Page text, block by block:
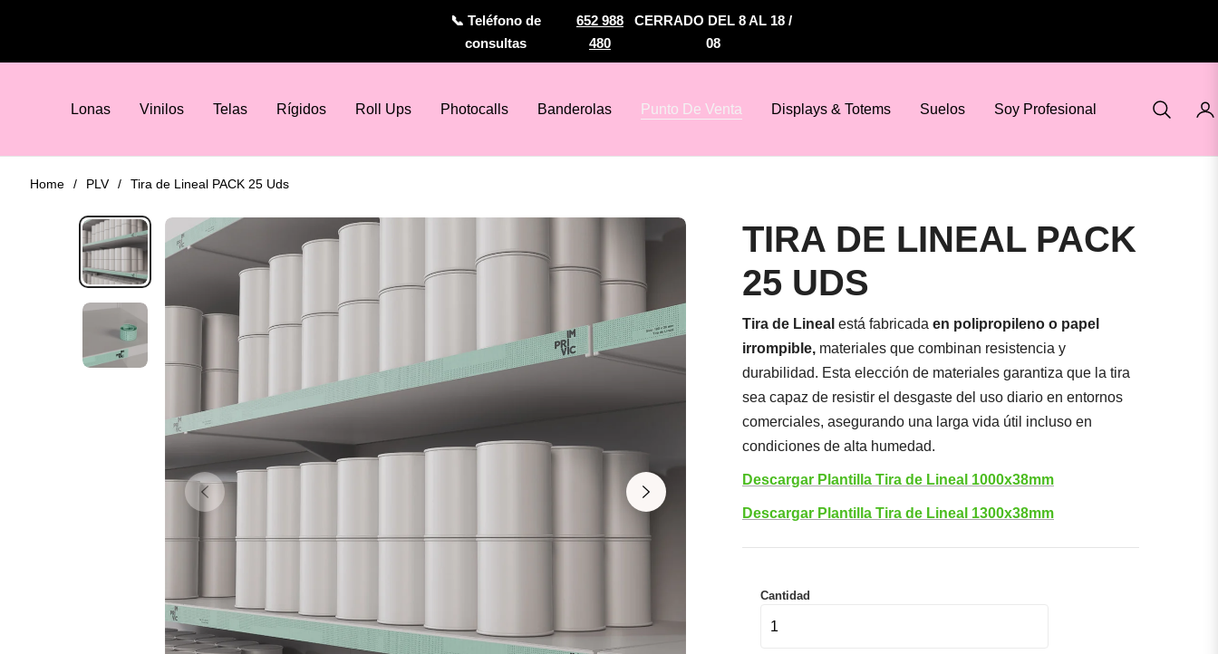
📞 Teléfono de
consultas
652 988
480
CERRADO DEL 8 AL 18 /
08
Lonas Vinilos Telas Rígidos Roll Ups Photocalls Banderolas Punto De Venta Displays & Totems Suelos Soy Profesional
Home / PLV / Tira de Lineal PACK 25 Uds
TIRA DE LINEAL PACK
25 UDS
Tira de Lineal está fabricada en polipropileno o papel
irrompible, materiales que combinan resistencia y
durabilidad. Esta elección de materiales garantiza que la tira
sea capaz de resistir el desgaste del uso diario en entornos
comerciales, asegurando una larga vida útil incluso en
condiciones de alta humedad.
Descargar Plantilla Tira de Lineal 1000x38mm
Descargar Plantilla Tira de Lineal 1300x38mm
Cantidad